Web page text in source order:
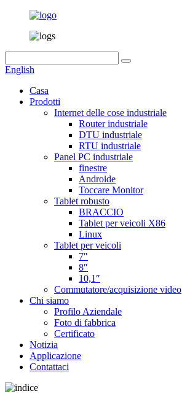
English
Casa
Prodotti
Internet delle cose industriale
Router industriale
DTU industriale
RTU industriale
Panel PC industriale
finestre
Androide
Toccare Monitor
Tablet robusto
BRACCIO
Tablet per veicoli X86
Linux
Tablet per veicoli
7″
8″
10,1″
Commutatore/acquisizione video
Chi siamo
Profilo Aziendale
Foto di fabbrica
Certificato
Notizia
Applicazione
Contattaci